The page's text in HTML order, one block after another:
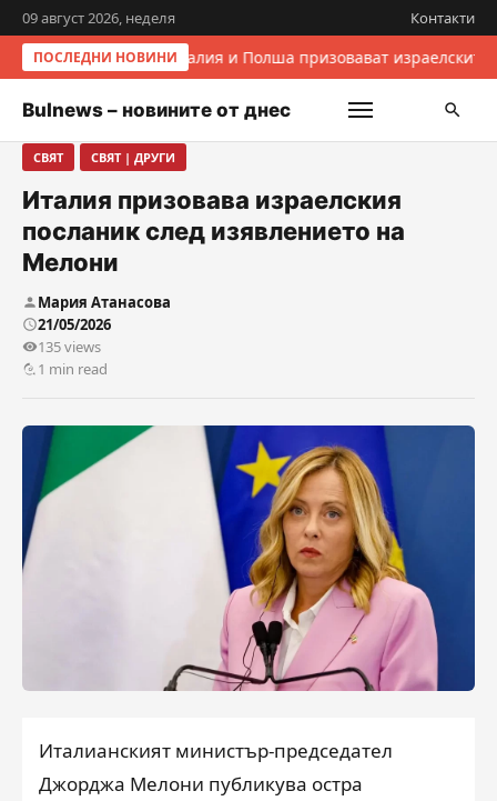
09 август 2026, неделя Контакти
ПОСЛЕДНИ НОВИНИИталия и Полша призовават
Bulnews – новините от днес
СВЯТ СВЯТ | ДРУГИ
Италия призовава израелския
посланик след изявлението на
Мелони
Мария Атанасова
21/05/2026
135 views
1 min read
Италианският министър-председател
Джорджа Мелони публикува остра